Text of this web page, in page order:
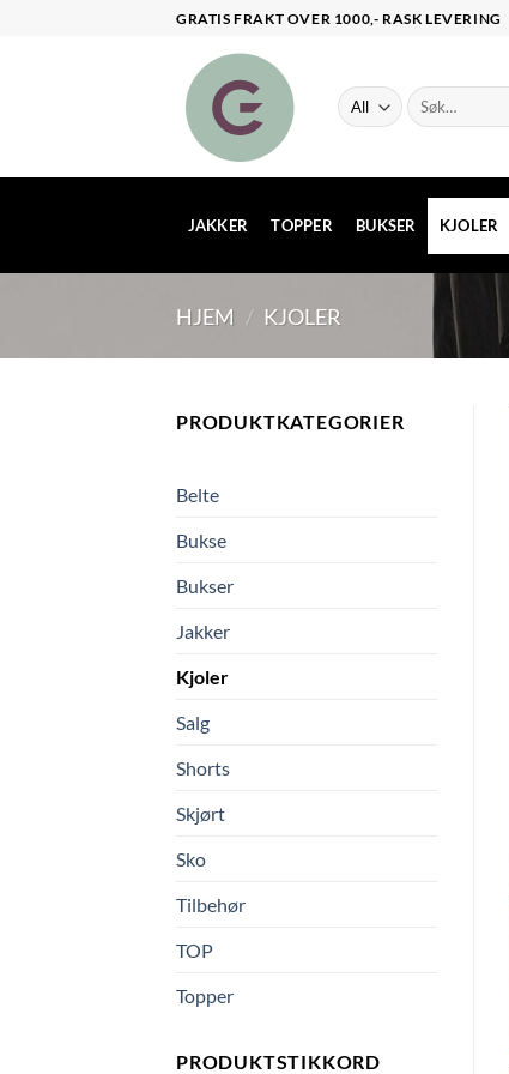
GRATIS FRAKT OVER 1000,- RASK LEVERING
Søk
etter:
JAKKER TOPPER BUKSER KJOLER
HJEM / KJOLER
PRODUKTKATEGORIER
Belte
Bukse
Bukser
Jakker
Kjoler
Salg
Shorts
Skjørt
Sko
Tilbehør
TOP
Topper
PRODUKTSTIKKORD